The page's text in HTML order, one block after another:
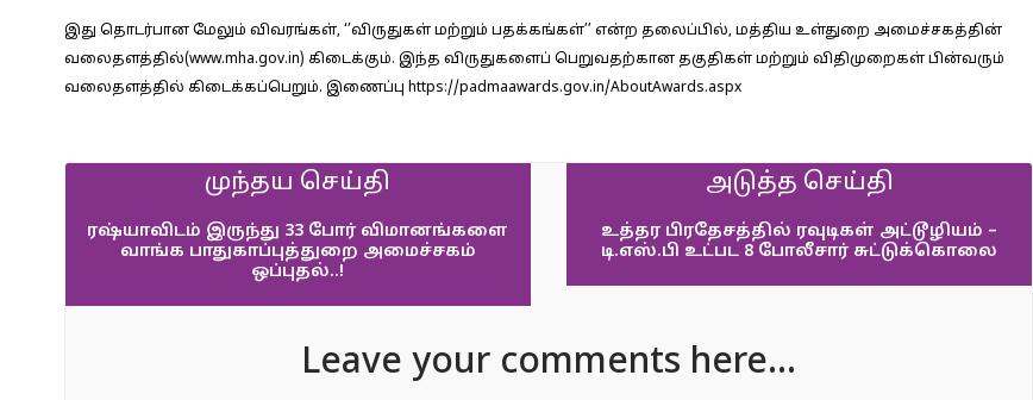
இது தொடர்பான மேலும் விவரங்கள், ‘’விருதுகள் மற்றும் பதக்கங்கள்’’ என்ற தலைப்பில், மத்திய உள்துறை அமைச்சகத்தின்
வலைதளத்தில்(www.mha.gov.in) கிடைக்கும். இந்த விருதுகளைப் பெறுவதற்கான தகுதிகள் மற்றும் விதிமுறைகள் பின்வரும்
வலைதளத்தில் கிடைக்கப்பெறும். இணைப்பு https://padmaawards.gov.in/AboutAwards.aspx
முந்தய செய்தி
ரஷ்யாவிடம் இருந்து 33 போர் விமானங்களை
வாங்க பாதுகாப்புத்துறை அமைச்சகம்
ஒப்புதல்..!
அடுத்த செய்தி
உத்தர பிரதேசத்தில் ரவுடிகள் அட்டூழியம் –
டி.எஸ்.பி உட்பட 8 போலீசார் சுட்டுக்கொலை
Leave your comments here...